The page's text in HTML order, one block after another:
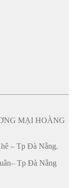
MẠI HOÀNG
– Tp Đà Nẵng.
Tp Đà Nẵng